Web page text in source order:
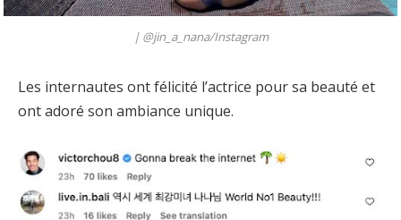
| @jin_a_nana/Instagram
Les internautes ont félicité l’actrice pour sa beauté et
ont adoré son ambiance unique.